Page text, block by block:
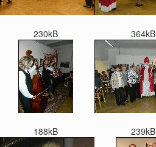
230kB 364kB
188kB 239kB